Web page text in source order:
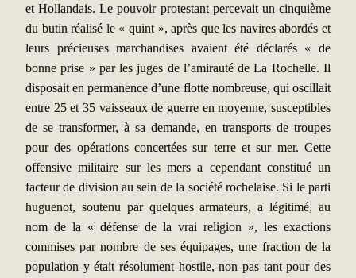
et Hollandais. Le pouvoir protestant percevait un cinquième
du butin réalisé le « quint », après que les navires abordés et
leurs précieuses marchandises avaient été déclarés « de
bonne prise » par les juges de l’amirauté de La Rochelle. Il
disposait en permanence d’une flotte nombreuse, qui oscillait
entre 25 et 35 vaisseaux de guerre en moyenne, susceptibles
de se transformer, à sa demande, en transports de troupes
pour des opérations concertées sur terre et sur mer. Cette
offensive militaire sur les mers a cependant constitué un
facteur de division au sein de la société rochelaise. Si le parti
huguenot, soutenu par quelques armateurs, a légitimé, au
nom de la « défense de la vrai religion », les exactions
commises par nombre de ses équipages, une fraction de la
population y était résolument hostile, non pas tant pour des